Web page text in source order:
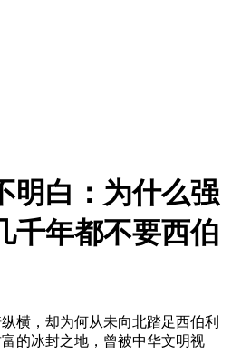
明白：为什么强
千年都不要西伯
横，却为何从未向北踏足西伯利
的冰封之地，曾被中华文明视